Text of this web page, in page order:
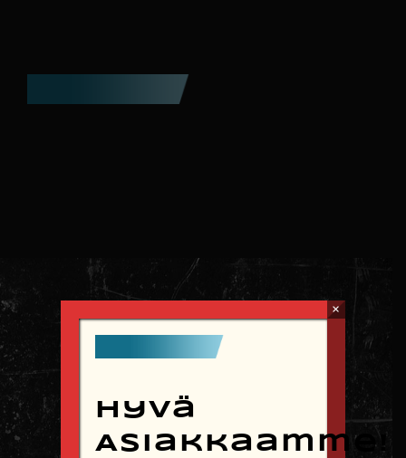
info@rukaescape.fi
p. +358 40 503 3612
Hyvä
Asiakkaamme!
×